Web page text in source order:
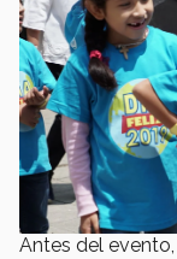
Antes del